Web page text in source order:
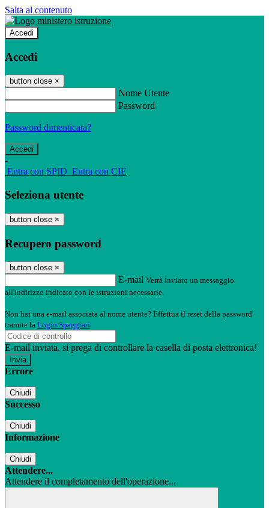
Salta al contenuto
Accedi
Accedi
button close ×
Nome Utente
Password
Password dimenticata?
-
Entra con SPID Entra con CIE
Seleziona utente
button close ×
Recupero password
button close ×
E-mail Verrà inviato un messaggio
all'indirizzo indicato con le istruzioni necessarie.
Non hai una e-mail associata al nome utente? Effettua il reset della password
tramite la Login Spaggiari
E-mail inviata, si prega di controllare la casella di posta elettronica!
Errore
Chiudi
Successo
Chiudi
Informazione
Chiudi
Attendere...
Attendere il completamento dell'operazione...